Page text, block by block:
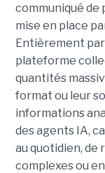
communiqué de
mise en place
Entièrement
plateforme
quantités
format ou leur
informations
des agents IA,
au quotidien, de
complexes ou